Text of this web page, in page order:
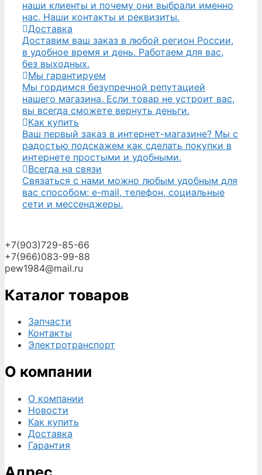
наши клиенты и почему они выбрали именно
нас. Наши контакты и реквизиты.
Доставка
Доставим ваш заказ в любой регион России,
в удобное время и день. Работаем для вас,
без выходных.
Мы гарантируем
Мы гордимся безупречной репутацией
нашего магазина. Если товар не устроит вас,
вы всегда сможете вернуть деньги.
Как купить
Ваш первый заказ в интернет-магазине? Мы с
радостью подскажем как сделать покупки в
интернете простыми и удобными.
Всегда на связи
Связаться с нами можно любым удобным для
вас способом: e-mail, телефон, социальные
сети и мессенджеры.
+7(903)729-85-66
+7(966)083-99-88
pew1984@mail.ru
Каталог товаров
Запчасти
Контакты
Электротранспорт
О компании
О компании
Новости
Как купить
Доставка
Гарантия